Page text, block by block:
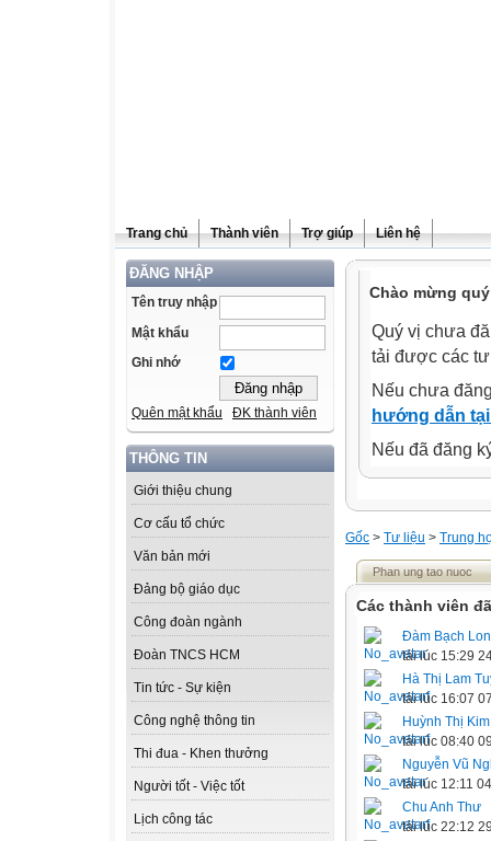
Trang chủ Thành viên Trợ giúp Liên hệ
ĐĂNG NHẬP
Tên truy nhập
Mật khẩu
Ghi nhớ
Quên mật khẩu ĐK thành viên
THÔNG TIN
Giới thiệu chung
Cơ cấu tổ chức
Văn bản mới
Đảng bộ giáo dục
Công đoàn ngành
Đoàn TNCS HCM
Tin tức - Sự kiện
Công nghệ thông tin
Thi đua - Khen thưởng
Người tốt - Việc tốt
Lịch công tác
Chào mừng
Quý vị chưa
tải được các
Nếu chưa
hướng dẫn
Nếu đã đăng
Gốc > Tư liệu > Trung
Phan ung tao nuoc
Các thành viên
Đàm Bạch
tải lúc 15:29
Hà Thị Lam
tải lúc 16:07
Huỳnh Thị
tải lúc 08:40
Nguyễn Vũ
tải lúc 12:11
Chu Anh Thư
tải lúc 22:12